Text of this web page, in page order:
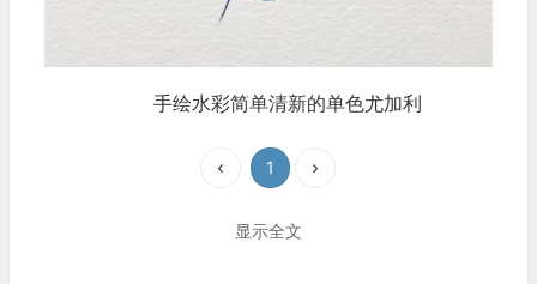
手绘水彩简单清新的单色尤加利
1
显示全文